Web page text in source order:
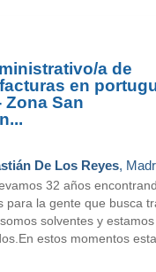
a de
en
Zona San
De Los Reyes,
32 años
para la gente que busca
solventes y estamos
estos momentos